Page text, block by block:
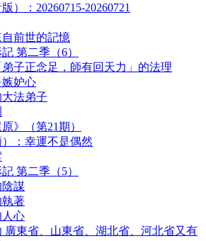
）：20260715-20260721
前世的記憶
第二季（6）
子正念足，師有回天力」的法理
妒心
法弟子
》（第21期）
：幸運不是偶然
第二季（5）
謀
著
心
廣東省、山東省、湖北省、河北省又有